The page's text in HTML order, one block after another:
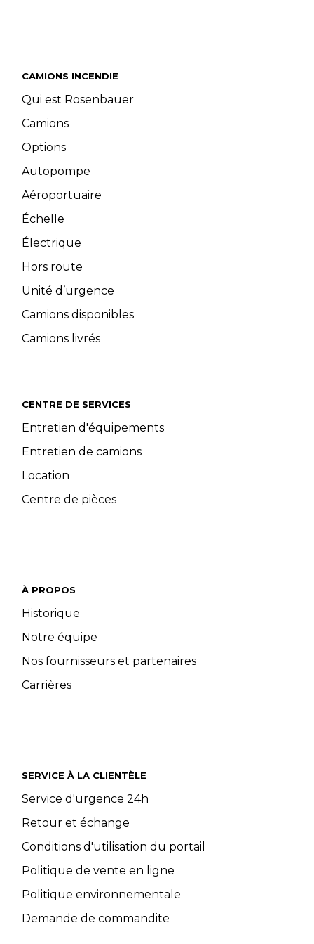
CAMIONS INCENDIE
Qui est Rosenbauer
Camions
Options
Autopompe
Aéroportuaire
Échelle
Électrique
Hors route
Unité d’urgence
Camions disponibles
Camions livrés
CENTRE DE SERVICES
Entretien d'équipements
Entretien de camions
Location
Centre de pièces
À PROPOS
Historique
Notre équipe
Nos fournisseurs et partenaires
Carrières
SERVICE À LA CLIENTÈLE
Service d'urgence 24h
Retour et échange
Conditions d'utilisation du portail
Politique de vente en ligne
Politique environnementale
Demande de commandite